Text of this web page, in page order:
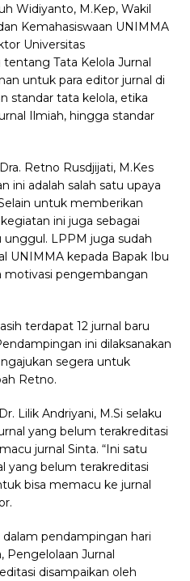
Widiyanto, M.Kep, Wakil
Kemahasiswaan UNIMMA
Universitas
tentang Tata Kelola Jurnal
untuk para editor jurnal di
standar tata kelola, etika
Ilmiah, hingga standar
Retno Rusdjijati, M.Kes
ini adalah salah satu upaya
untuk memberikan
ini juga sebagai
LPPM juga sudah
UNIMMA kepada Bapak Ibu
motivasi pengembangan
terdapat 12 jurnal baru
ini dilaksanakan
segera untuk
Retno.
Lilik Andriyani, M.Si selaku
yang belum terakreditasi
jurnal Sinta. “Ini satu
yang belum terakreditasi
bisa memacu ke jurnal
pendampingan hari
Jurnal
disampaikan oleh